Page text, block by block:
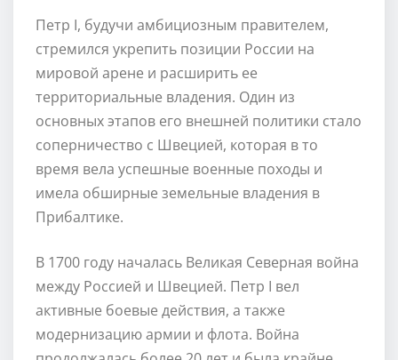
Петр I, будучи амбициозным правителем,
стремился укрепить позиции России на
мировой арене и расширить ее
территориальные владения. Один из
основных этапов его внешней политики стало
соперничество с Швецией, которая в то
время вела успешные военные походы и
имела обширные земельные владения в
Прибалтике.
В 1700 году началась Великая Северная война
между Россией и Швецией. Петр I вел
активные боевые действия, а также
модернизацию армии и флота. Война